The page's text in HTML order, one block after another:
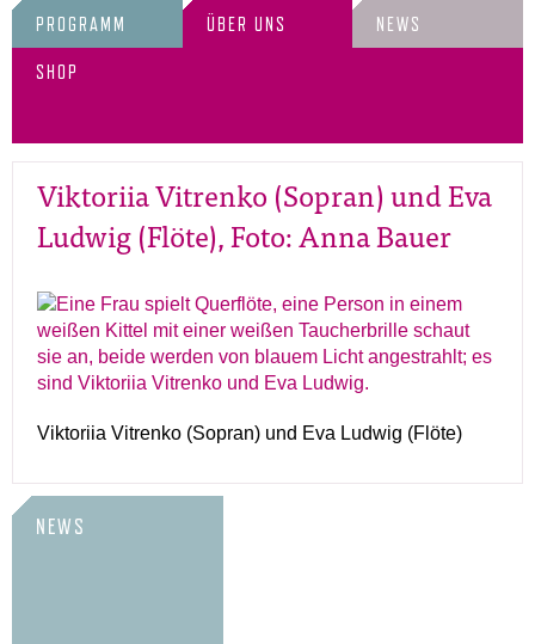
PROGRAMM ÜBER UNS NEWS
SHOP
Viktoriia Vitrenko (Sopran) und Eva
Ludwig (Flöte), Foto: Anna Bauer
Viktoriia Vitrenko (Sopran) und Eva Ludwig (Flöte)
NEWS